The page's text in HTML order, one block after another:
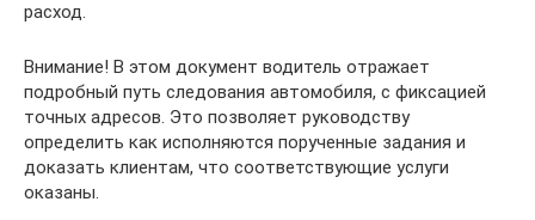
расход.
Внимание! В этом документ водитель отражает
подробный путь следования автомобиля, с фиксацией
точных адресов. Это позволяет руководству
определить как исполняются порученные задания и
доказать клиентам, что соответствующие услуги
оказаны.